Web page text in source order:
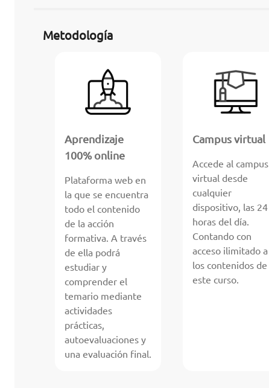
Metodología
Aprendizaje
100% online
Plataforma web en
la que se encuentra
todo el contenido
de la acción
formativa. A través
de ella podrá
estudiar y
comprender el
temario mediante
actividades
prácticas,
autoevaluaciones y
una evaluación final.
Campus virtual
Accede al campus
virtual desde
cualquier
dispositivo, las 24
horas del día.
Contando con
acceso ilimitado a
los contenidos de
este curso.